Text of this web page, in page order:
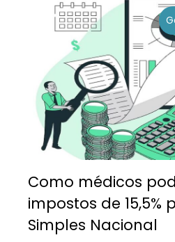
Como médicos
impostos de 15,5%
Simples Nacional